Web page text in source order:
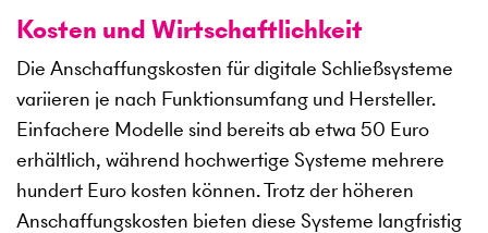
Kosten und Wirtschaftlichkeit
Die Anschaffungskosten für digitale Schließsysteme
variieren je nach Funktionsumfang und Hersteller.
Einfachere Modelle sind bereits ab etwa 50 Euro
erhältlich, während hochwertige Systeme mehrere
hundert Euro kosten können. Trotz der höheren
Anschaffungskosten bieten diese Systeme langfristig